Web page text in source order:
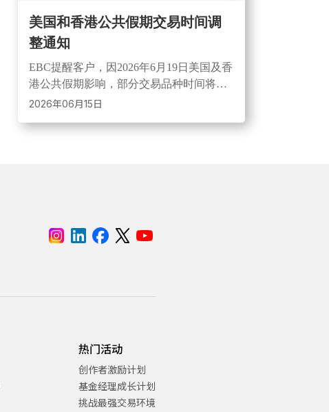
美国和香港公共假期交易时间调
整通知
EBC提醒客户，因2026年6月19日美国及香
港公共假期影响，部分交易品种时间将调
整。期间市场或出现点差扩大、流动性降
2026年06月15日
热门活动
创作者激励计划
基金经理成长计划
挑战最强交易环境